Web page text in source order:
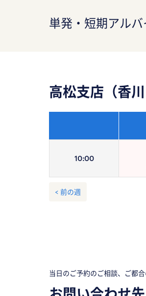
単発・短期アル
高松支店（香川
10:00
< 前の週
当日のご予約のご相談、ご都